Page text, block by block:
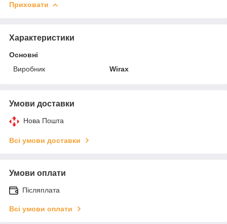
Приховати
Характеристики
Основні
Виробник
Wirax
Умови доставки
Нова Пошта
Всі умови доставки
Умови оплати
Післяплата
Всі умови оплати